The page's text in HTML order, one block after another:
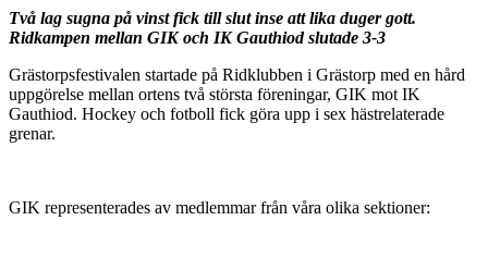
Två lag sugna på vinst fick till slut inse att lika duger gott.
Ridkampen mellan GIK och IK Gauthiod slutade 3-3
Grästorpsfestivalen startade på Ridklubben i Grästorp med en hård
uppgörelse mellan ortens två största föreningar, GIK mot IK
Gauthiod. Hockey och fotboll fick göra upp i sex hästrelaterade
grenar.
GIK representerades av medlemmar från våra olika sektioner: